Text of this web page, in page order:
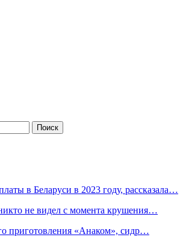
в Беларуси в 2023 году, рассказала…
не видел с момента крушения…
приготовления «Анаком», сидр…